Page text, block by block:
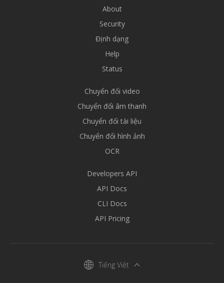
About
Security
Định dạng
Help
Status
Chuyển đổi video
Chuyển đổi âm thanh
Chuyển đổi tài liệu
Chuyển đổi hình ảnh
OCR
Developers API
API Docs
CLI Docs
API Pricing
Tiếng Việt